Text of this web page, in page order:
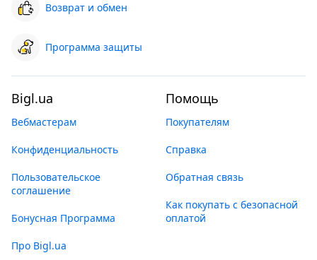
Возврат и обмен
Программа защиты
Bigl.ua
Вебмастерам
Конфиденциальность
Пользовательское
соглашение
Бонусная Программа
Про Bigl.ua
Помощь
Покупателям
Справка
Обратная связь
Как покупать с безопасной
оплатой